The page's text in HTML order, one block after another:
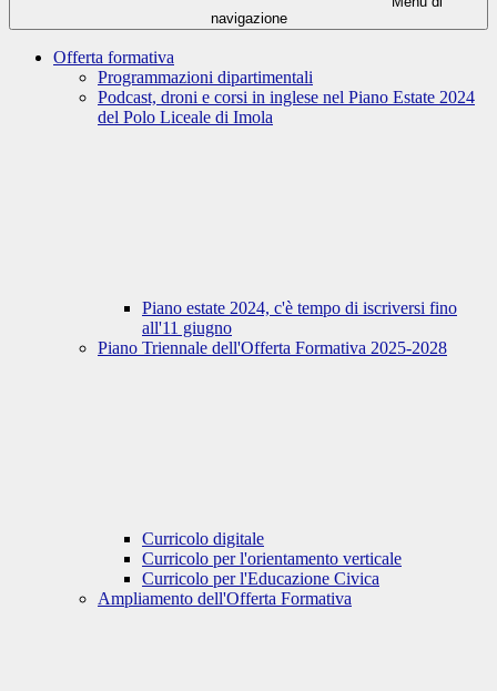
navigazione
Offerta formativa
Programmazioni dipartimentali
Podcast, droni e corsi in inglese nel Piano Estate 2024
del Polo Liceale di Imola
Piano estate 2024, c'è tempo di iscriversi fino
all'11 giugno
Piano Triennale dell'Offerta Formativa 2025-2028
Curricolo digitale
Curricolo per l'orientamento verticale
Curricolo per l'Educazione Civica
Ampliamento dell'Offerta Formativa